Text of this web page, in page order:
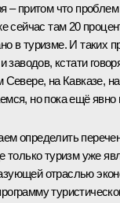
– притом что
сейчас там 20
в туризме. И таких
заводов, кстати
Севере, на Кавказе,
но пока ещё явно
определить
только туризм уже
отраслью